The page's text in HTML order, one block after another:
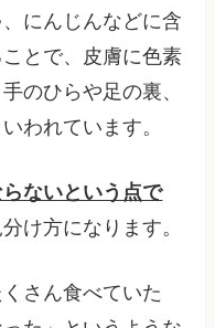
にんじんなどに含
とで、皮膚に色素
のひらや足の裏、
われています。
ないという点で
け方になります。
さん食べていた